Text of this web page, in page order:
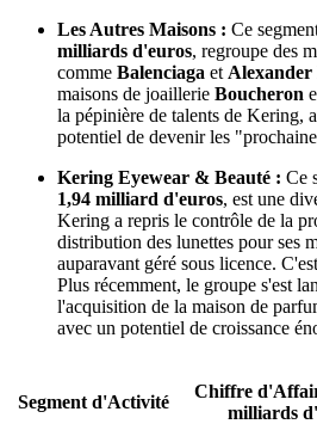
Les Autres Maisons : Ce
milliards d'euros, regroupe des
comme Balenciaga et Alexander
maisons de joaillerie Boucheron
la pépinière de talents de Kering,
potentiel de devenir les
Kering Eyewear & Beauté : Ce
1,94 milliard d'euros, est une
Kering a repris le contrôle de la
distribution des lunettes pour ses
auparavant géré sous licence.
Plus récemment, le groupe s'est
l'acquisition de la maison de
avec un potentiel de croissance
Segment d'Activité
Chiffre
milliards